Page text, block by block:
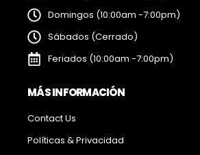
Domingos (10:00am -7:00pm)
Sábados (Cerrado)
Feriados (10:00am -7:00pm)
MÁS INFORMACIÓN
Contact Us
Políticas & Privacidad